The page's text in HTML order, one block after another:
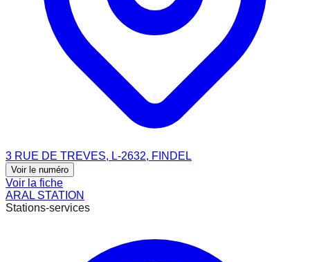
3 RUE DE TREVES, L-2632, FINDEL
Voir le numéro
Voir la fiche
ARAL STATION
Stations-services